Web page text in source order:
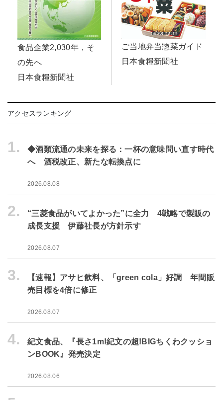
食品企業2,030年，そ
の先へ
日本食糧新聞社
ご当地弁当惣菜ガイド
日本食糧新聞社
アクセスランキング
1.
◆酒類流通の未来を探る：一杯の意味問い直す時代
へ 酒税改正、新たな転換点に
2026.08.08
2.
“三菱食品がいてよかった”に全力 4戦略で製販の
成長支援 伊藤社長が方針示す
2026.08.07
3.
【速報】アサヒ飲料、「green cola」好調 年間販
売目標を4倍に修正
2026.08.07
4.
紀文食品、『長さ1m!紀文の超!BIGちくわクッショ
ンBOOK』発売決定
2026.08.06